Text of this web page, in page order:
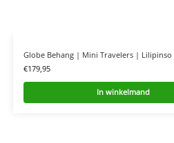
Globe Behang | Mini Travelers | Lilipinso
€179,95
In winkelmand